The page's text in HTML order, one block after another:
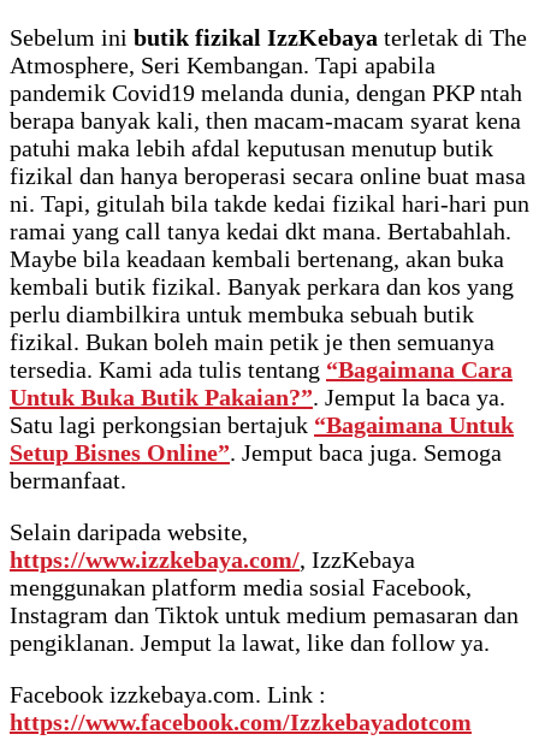
Sebelum ini butik fizikal IzzKebaya terletak di The
Atmosphere, Seri Kembangan. Tapi apabila
pandemik Covid19 melanda dunia, dengan PKP ntah
berapa banyak kali, then macam-macam syarat kena
patuhi maka lebih afdal keputusan menutup butik
fizikal dan hanya beroperasi secara online buat masa
ni. Tapi, gitulah bila takde kedai fizikal hari-hari pun
ramai yang call tanya kedai dkt mana. Bertabahlah.
Maybe bila keadaan kembali bertenang, akan buka
kembali butik fizikal. Banyak perkara dan kos yang
perlu diambilkira untuk membuka sebuah butik
fizikal. Bukan boleh main petik je then semuanya
tersedia. Kami ada tulis tentang “Bagaimana Cara
Untuk Buka Butik Pakaian?”. Jemput la baca ya.
Satu lagi perkongsian bertajuk “Bagaimana Untuk
Setup Bisnes Online”. Jemput baca juga. Semoga
bermanfaat.
Selain daripada website,
https://www.izzkebaya.com/, IzzKebaya
menggunakan platform media sosial Facebook,
Instagram dan Tiktok untuk medium pemasaran dan
pengiklanan. Jemput la lawat, like dan follow ya.
Facebook izzkebaya.com. Link :
https://www.facebook.com/Izzkebayadotcom